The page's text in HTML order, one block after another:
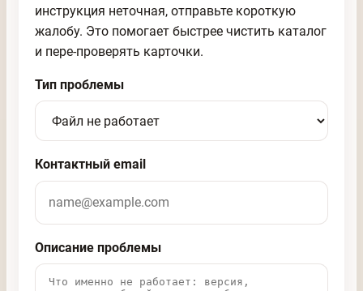
инструкция неточная, отправьте короткую
жалобу. Это помогает быстрее чистить каталог
и пере-проверять карточки.
Тип проблемы
Контактный email
Описание проблемы